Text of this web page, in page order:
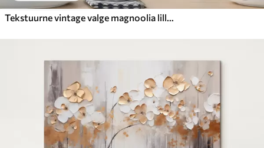
Tekstuurne vintage valge magnoolia lilled oksad helepruunil taustal